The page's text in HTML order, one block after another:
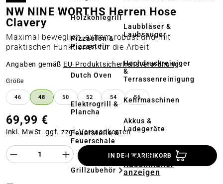
Holzkohlegrill
Pizzaofen &
Pizzastein
Dutch Oven
Elektrogrill &
Plancha
Feuerstelle &
Feuerschale
Grillzubehör
Laubbläser &
Laubsauger
Hochdruckreiniger
&
Terrassenreinigung
Kehrmaschinen
Akkus &
Ladegeräte
Alles in
Rasenmäher
anzeigen
NW NINE WORTHS Herren Hose
Clavery
Maximal beweglich, extrem robust und mit
praktischen Funktionen für die Arbeit
Angaben gemäß EU‑Produktsicherheitsverordnung
Größe
46 48 50 52 54 56
69,99 €
inkl. MwSt. ggf. zzgl.Versandkosten
Produkt Anzahl des Produktes
IN DEN WARENKORB